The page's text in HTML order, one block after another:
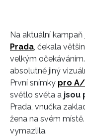
Na aktuální kampaň
Prada , čekala
velkým
absolutně jiný
První snímky pro A/
světlo světa a jsou
Prada, vnučka
žena na svém
vymazlila.